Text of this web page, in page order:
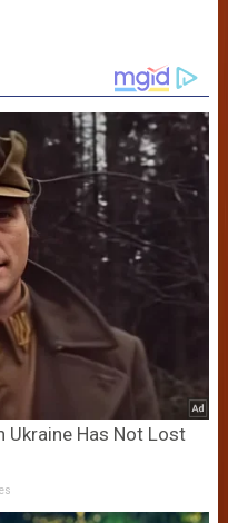
Ukraine Has Not Lost